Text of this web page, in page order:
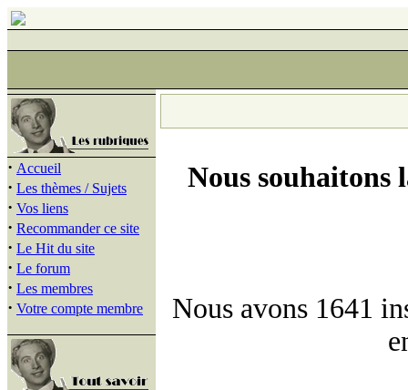
· Accueil
· Les thèmes / Sujets
· Vos liens
· Recommander ce site
· Le Hit du site
· Le forum
· Les membres
· Votre compte membre
Nous souhaitons
Nous avons 1641